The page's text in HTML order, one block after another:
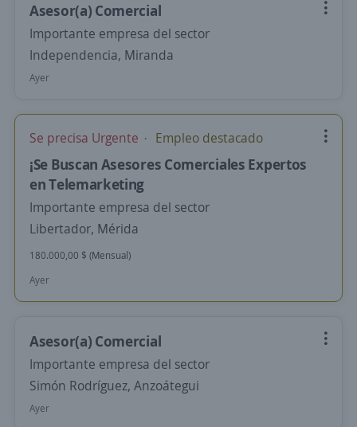
Asesor(a) Comercial
Importante empresa del sector
Independencia, Miranda
Ayer
Se precisa Urgente Empleo destacado
¡Se Buscan Asesores Comerciales Expertos
en Telemarketing
Importante empresa del sector
Libertador, Mérida
180.000,00 $ (Mensual)
Ayer
Asesor(a) Comercial
Importante empresa del sector
Simón Rodríguez, Anzoátegui
Ayer